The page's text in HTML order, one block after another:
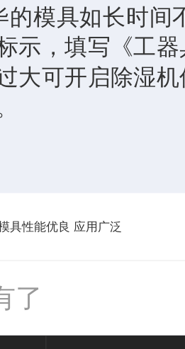
的模具如长时间
示，填写《工
大可开启除湿
具性能优良 应用广泛
了